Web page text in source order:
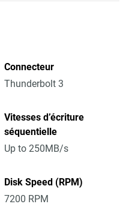
Connecteur
Thunderbolt 3
Vitesses d’écriture
séquentielle
Up to 250MB/s
Disk Speed (RPM)
7200 RPM